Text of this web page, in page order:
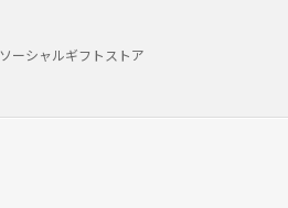
ソーシャルギフトストア